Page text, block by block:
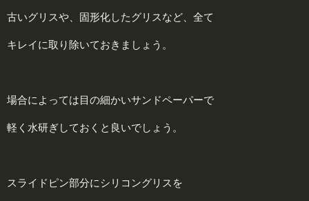
古いグリスや、固形化したグリスなど、全て
キレイに取り除いておきましょう。
場合によっては目の細かいサンドペーパーで
軽く水研ぎしておくと良いでしょう。
スライドピン部分にシリコングリスを